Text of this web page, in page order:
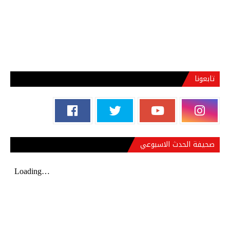
تابعونا
صحيفة الحدث الاسبوعي